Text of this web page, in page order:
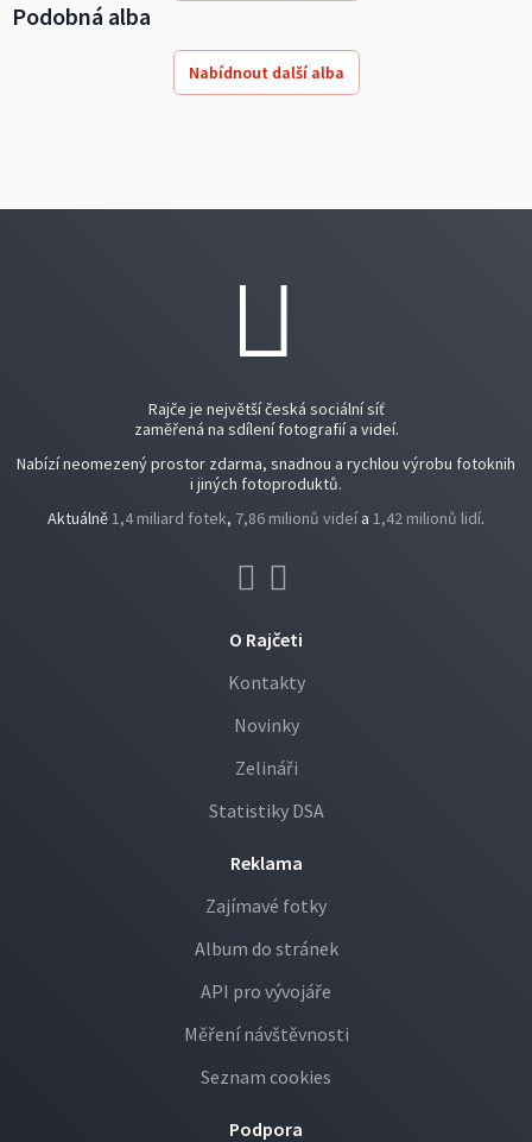
Podobná alba
Nabídnout další alba
Rajče je největší česká sociální síť
zaměřená na sdílení fotografií a videí.
Nabízí neomezený prostor zdarma, snadnou a rychlou výrobu fotoknih
i jiných fotoproduktů.
Aktuálně1,4 miliard fotek, 7,86 milionů videí a 1,42 milionů lidí.
O Rajčeti
Kontakty
Novinky
Zelináři
Statistiky DSA
Reklama
Zajímavé fotky
Album do stránek
API pro vývojáře
Měření návštěvnosti
Seznam cookies
Podpora